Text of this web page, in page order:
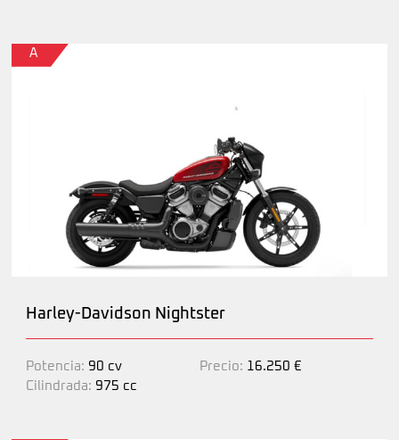
A
Harley-Davidson Nightster
Potencia: 90 cv
Cilindrada: 975 cc
Precio: 16.250 €